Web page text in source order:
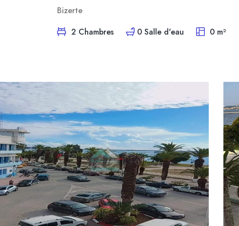
Bizerte
2 Chambres
0 Salle d'eau 0 m²